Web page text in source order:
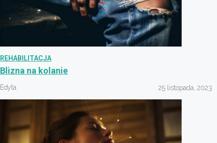
REHABILITACJA
Blizna na kolanie
Edyta 25 listopada, 2023